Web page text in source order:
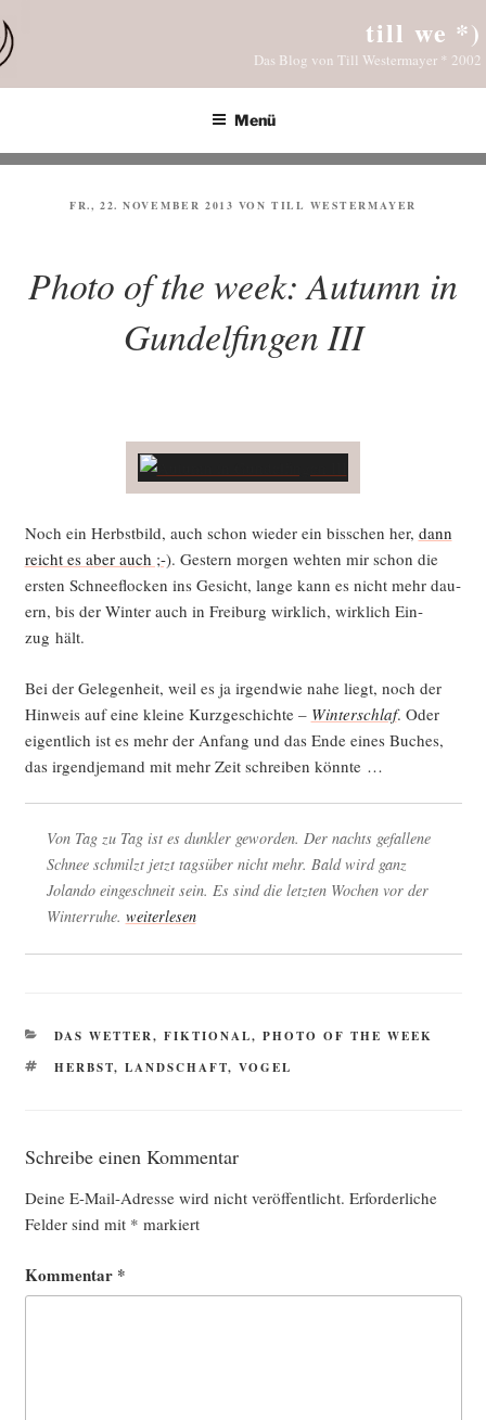
Inhalt
springen
till we *)
Das Blog von Till Westermayer * 2002
Menü
VERÖFFENTLICHT
FR., 22. NOVEMBER 2013 VON TILL WESTERMAYER
Photo of the week: Autumn in
Gundelfingen III
Noch ein Herbst­bild, auch schon wie­der ein biss­chen her, dann
reicht es aber auch ;-). Ges­tern mor­gen weh­ten mir schon die
ers­ten Schnee­flo­cken ins Gesicht, lan­ge kann es nicht mehr dau­
ern, bis der Win­ter auch in Frei­burg wirk­lich, wirk­lich Ein­
zug hält.
Bei der Gele­gen­heit, weil es ja irgend­wie nahe liegt, noch der
Hin­weis auf eine klei­ne Kurz­ge­schich­te – Win­ter­schlaf. Oder
eigent­lich ist es mehr der Anfang und das Ende eines Buches,
das irgend­je­mand mit mehr Zeit schrei­ben könnte …
Von Tag zu Tag ist es dunk­ler gewor­den. Der nachts gefal­le­ne
Schnee schmilzt jetzt tags­über nicht mehr. Bald wird ganz
Jolan­do ein­ge­schneit sein. Es sind die letz­ten Wochen vor der
Win­ter­ru­he. wei­ter­le­sen
KATEGORIEN
DAS WETTER, FIKTIONAL, PHOTO OF THE WEEK
SCHLAGWÖRTER
HERBST, LANDSCHAFT, VOGEL
Schreibe einen Kommentar
Deine E-Mail-Adresse wird nicht veröffentlicht. Erforderliche
Felder sind mit * markiert
Kommentar *